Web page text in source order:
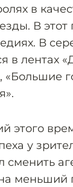
в
В этот
В
в лентах
«Большие
этого
у
сменить
меньший